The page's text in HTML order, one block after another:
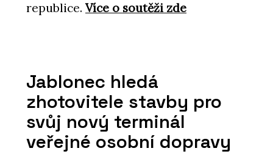
ČLÁNKY
Rekonstrukce historického domu s
vápennou omítkou, která ctí tradici
republice. Více o soutěži zde
Jablonec hledá
zhotovitele stavby pro
svůj nový terminál
veřejné osobní dopravy